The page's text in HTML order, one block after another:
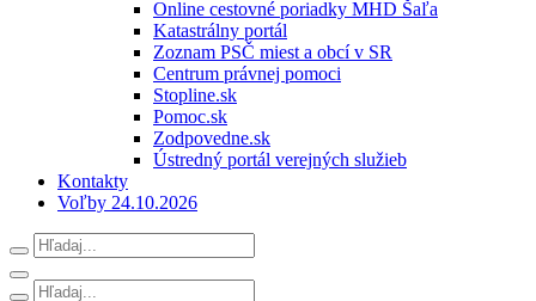
Online cestovné poriadky MHD Šaľa
Katastrálny portál
Zoznam PSČ miest a obcí v SR
Centrum právnej pomoci
Stopline.sk
Pomoc.sk
Zodpovedne.sk
Ústredný portál verejných služieb
Kontakty
Voľby 24.10.2026